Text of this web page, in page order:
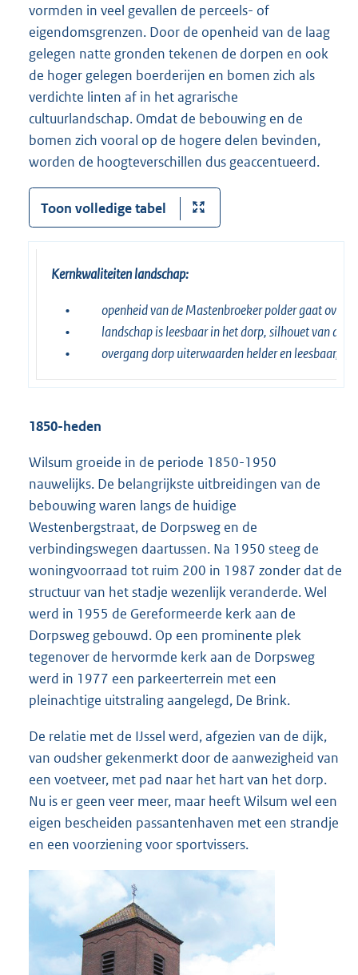
vormden in veel gevallen de perceels- of
eigendomsgrenzen. Door de openheid van de laag
gelegen natte gronden tekenen de dorpen en ook
de hoger gelegen boerderijen en bomen zich als
verdichte linten af in het agrarische
cultuurlandschap. Omdat de bebouwing en de
bomen zich vooral op de hogere delen bevinden,
worden de hoogteverschillen dus geaccentueerd.
Toon volledige tabel
Kernkwaliteiten landschap:
•
openheid van de Mastenbroeker polder gaat over
•
landschap is leesbaar in het dorp, silhouet van
•
overgang dorp uiterwaarden helder en leesbaar,
1850-heden
Wilsum groeide in de periode 1850-1950
nauwelijks. De belangrijkste uitbreidingen van de
bebouwing waren langs de huidige
Westenbergstraat, de Dorpsweg en de
verbindingswegen daartussen. Na 1950 steeg de
woningvoorraad tot ruim 200 in 1987 zonder dat de
structuur van het stadje wezenlijk veranderde. Wel
werd in 1955 de Gereformeerde kerk aan de
Dorpsweg gebouwd. Op een prominente plek
tegenover de hervormde kerk aan de Dorpsweg
werd in 1977 een parkeerterrein met een
pleinachtige uitstraling aangelegd, De Brink.
De relatie met de IJssel werd, afgezien van de dijk,
van oudsher gekenmerkt door de aanwezigheid van
een voetveer, met pad naar het hart van het dorp.
Nu is er geen veer meer, maar heeft Wilsum wel een
eigen bescheiden passantenhaven met een strandje
en een voorziening voor sportvissers.